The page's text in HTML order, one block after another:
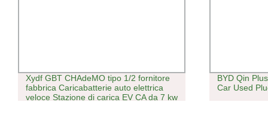
Xydf GBT CHAdeMO tipo 1/2 fornitore
fabbrica Caricabatterie auto elettrica
veloce Stazione di carica EV CA da 7 kw
BYD Qin
Car Used